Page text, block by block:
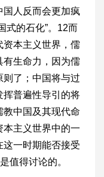
国人反而会更加疯
式的石化”。12而
资本主义世界，儒
有生命力，因为儒
了；中国将与过
挥普遍性导引的将
教中国及其现代命
主义世界中的一
一时期能否接受
值得讨论的。